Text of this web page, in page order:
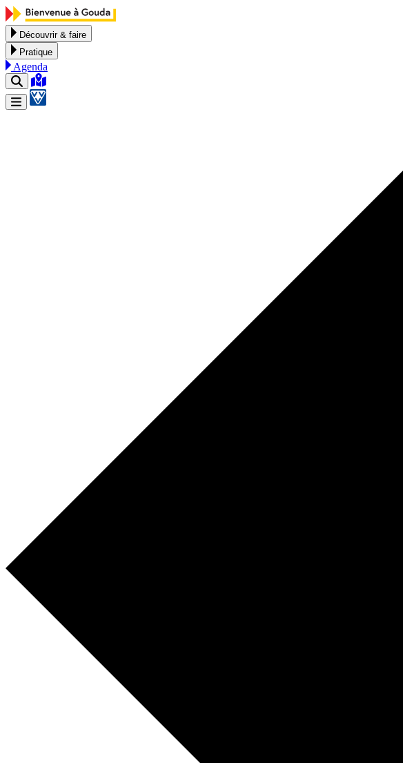
Aller au contenu
Découvrir & faire
Pratique
Agenda